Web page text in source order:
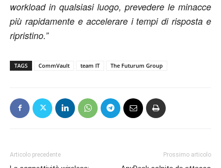
workload in qualsiasi luogo, prevedere le minacce
più rapidamente e accelerare i tempi di risposta e
ripristino.”
TAGS CommVault team IT The Futurum Group
Articolo precedente Prossimo articolo